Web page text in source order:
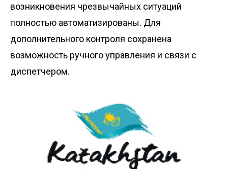
возникновения чрезвычайных ситуаций
полностью автоматизированы. Для
дополнительного контроля сохранена
возможность ручного управления и связи с
диспетчером.